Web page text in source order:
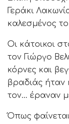
Γεράκι
καλεσμένος
Οι κάτοικοι
τον Γιώργο
κόρνες και
βραδιάς ήταν
τον… έραναν
Όπως